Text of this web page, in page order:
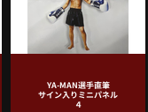
YA-MAN選手直筆
サイン入りミニパネル
４